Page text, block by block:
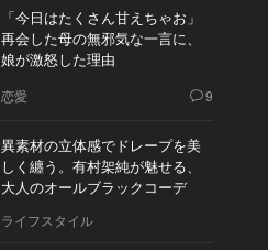
「今日はたくさん甘えちゃお」
再会した母の無邪気な一言に、
娘が激怒した理由
恋愛 9
異素材の立体感でドレープを美
しく纏う。有村架純が魅せる、
大人のオールブラックコーデ
ライフスタイル